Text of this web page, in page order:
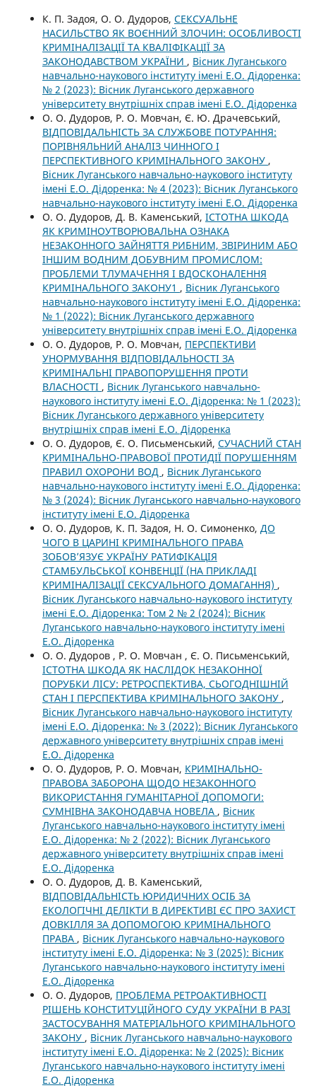
К. П. Задоя, О. О. Дудоров, СЕКСУАЛЬНЕ
НАСИЛЬСТВО ЯК ВОЄННИЙ ЗЛОЧИН: ОСОБЛИВОСТІ
КРИМІНАЛІЗАЦІЇ ТА КВАЛІФІКАЦІЇ ЗА
ЗАКОНОДАВСТВОМ УКРАЇНИ , Вісник Луганського
навчально-наукового інституту імені Е.О. Дідоренка:
№ 2 (2023): Вісник Луганського державного
університету внутрішніх справ імені Е.О. Дідоренка
О. О. Дудоров, Р. О. Мовчан, Є. Ю. Драчевський,
ВІДПОВІДАЛЬНІСТЬ ЗА СЛУЖБОВЕ ПОТУРАННЯ:
ПОРІВНЯЛЬНИЙ АНАЛІЗ ЧИННОГО І
ПЕРСПЕКТИВНОГО КРИМІНАЛЬНОГО ЗАКОНУ ,
Вісник Луганського навчально-наукового інституту
імені Е.О. Дідоренка: № 4 (2023): Вісник Луганського
навчально-наукового інституту імені Е.О. Дідоренка
О. О. Дудоров, Д. В. Каменський, ІСТОТНА ШКОДА
ЯК КРИМІНОУТВОРЮВАЛЬНА ОЗНАКА
НЕЗАКОННОГО ЗАЙНЯТТЯ РИБНИМ, ЗВІРИНИМ АБО
ІНШИМ ВОДНИМ ДОБУВНИМ ПРОМИСЛОМ:
ПРОБЛЕМИ ТЛУМАЧЕННЯ І ВДОСКОНАЛЕННЯ
КРИМІНАЛЬНОГО ЗАКОНУ1 , Вісник Луганського
навчально-наукового інституту імені Е.О. Дідоренка:
№ 1 (2022): Вісник Луганського державного
університету внутрішніх справ імені Е.О. Дідоренка
О. О. Дудоров, Р. О. Мовчан, ПЕРСПЕКТИВИ
УНОРМУВАННЯ ВІДПОВІДАЛЬНОСТІ ЗА
КРИМІНАЛЬНІ ПРАВОПОРУШЕННЯ ПРОТИ
ВЛАСНОСТІ , Вісник Луганського навчально-
наукового інституту імені Е.О. Дідоренка: № 1 (2023):
Вісник Луганського державного університету
внутрішніх справ імені Е.О. Дідоренка
О. О. Дудоров, Є. О. Письменський, СУЧАСНИЙ СТАН
КРИМІНАЛЬНО-ПРАВОВОЇ ПРОТИДІЇ ПОРУШЕННЯМ
ПРАВИЛ ОХОРОНИ ВОД , Вісник Луганського
навчально-наукового інституту імені Е.О. Дідоренка:
№ 3 (2024): Вісник Луганського навчально-наукового
інституту імені Е.О. Дідоренка
О. О. Дудоров, К. П. Задоя, Н. О. Симоненко, ДО
ЧОГО В ЦАРИНІ КРИМІНАЛЬНОГО ПРАВА
ЗОБОВ’ЯЗУЄ УКРАЇНУ РАТИФІКАЦІЯ
СТАМБУЛЬСЬКОЇ КОНВЕНЦІЇ (НА ПРИКЛАДІ
КРИМІНАЛІЗАЦІЇ СЕКСУАЛЬНОГО ДОМАГАННЯ) ,
Вісник Луганського навчально-наукового інституту
імені Е.О. Дідоренка: Том 2 № 2 (2024): Вісник
Луганського навчально-наукового інституту імені
Е.О. Дідоренка
О. О. Дудоров , Р. О. Мовчан , Є. О. Письменський,
ІСТОТНА ШКОДА ЯК НАСЛІДОК НЕЗАКОННОЇ
ПОРУБКИ ЛІСУ: РЕТРОСПЕКТИВА, СЬОГОДНІШНІЙ
СТАН І ПЕРСПЕКТИВА КРИМІНАЛЬНОГО ЗАКОНУ ,
Вісник Луганського навчально-наукового інституту
імені Е.О. Дідоренка: № 3 (2022): Вісник Луганського
державного університету внутрішніх справ імені
Е.О. Дідоренка
О. О. Дудоров, Р. О. Мовчан, КРИМІНАЛЬНО-
ПРАВОВА ЗАБОРОНА ЩОДО НЕЗАКОННОГО
ВИКОРИСТАННЯ ГУМАНІТАРНОЇ ДОПОМОГИ:
СУМНІВНА ЗАКОНОДАВЧА НОВЕЛА , Вісник
Луганського навчально-наукового інституту імені
Е.О. Дідоренка: № 2 (2022): Вісник Луганського
державного університету внутрішніх справ імені
Е.О. Дідоренка
О. О. Дудоров, Д. В. Каменський,
ВІДПОВІДАЛЬНІСТЬ ЮРИДИЧНИХ ОСІБ ЗА
ЕКОЛОГІЧНІ ДЕЛІКТИ В ДИРЕКТИВІ ЄС ПРО ЗАХИСТ
ДОВКІЛЛЯ ЗА ДОПОМОГОЮ КРИМІНАЛЬНОГО
ПРАВА , Вісник Луганського навчально-наукового
інституту імені Е.О. Дідоренка: № 3 (2025): Вісник
Луганського навчально-наукового інституту імені
Е.О. Дідоренка
О. О. Дудоров, ПРОБЛЕМА РЕТРОАКТИВНОСТІ
РІШЕНЬ КОНСТИТУЦІЙНОГО СУДУ УКРАЇНИ В РАЗІ
ЗАСТОСУВАННЯ МАТЕРІАЛЬНОГО КРИМІНАЛЬНОГО
ЗАКОНУ , Вісник Луганського навчально-наукового
інституту імені Е.О. Дідоренка: № 2 (2025): Вісник
Луганського навчально-наукового інституту імені
Е.О. Дідоренка